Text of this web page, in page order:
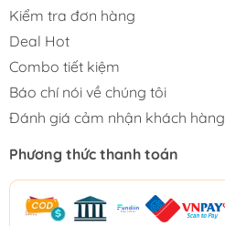
Kiểm tra đơn hàng
Deal Hot
Combo tiết kiệm
Báo chí nói về chúng tôi
Đánh giá cảm nhận khách hàng
Phương thức thanh toán